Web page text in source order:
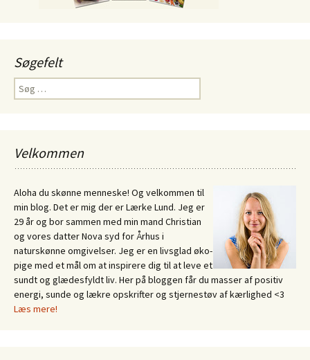
Søgefelt
Søg
efter:
Velkommen
Aloha du skønne menneske! Og velkommen til
min blog. Det er mig der er Lærke Lund. Jeg er
29 år og bor sammen med min mand Christian
og vores datter Nova syd for Århus i
naturskønne omgivelser. Jeg er en livsglad øko-
pige med et mål om at inspirere dig til at leve et
sundt og glædesfyldt liv. Her på bloggen får du masser af positiv
energi, sunde og lækre opskrifter og stjernestøv af kærlighed <3
Læs mere!